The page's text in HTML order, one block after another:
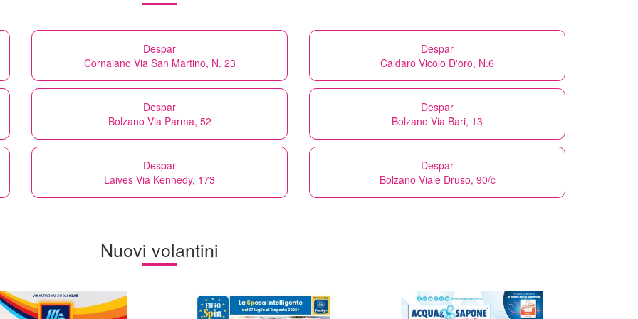
Despar
Cornaiano Via San Martino, N. 23
Despar
Caldaro Vicolo D'oro, N.6
Despar
Bolzano Via Parma, 52
Despar
Bolzano Via Bari, 13
Despar
Laives Via Kennedy, 173
Despar
Bolzano Viale Druso, 90/c
Nuovi volantini